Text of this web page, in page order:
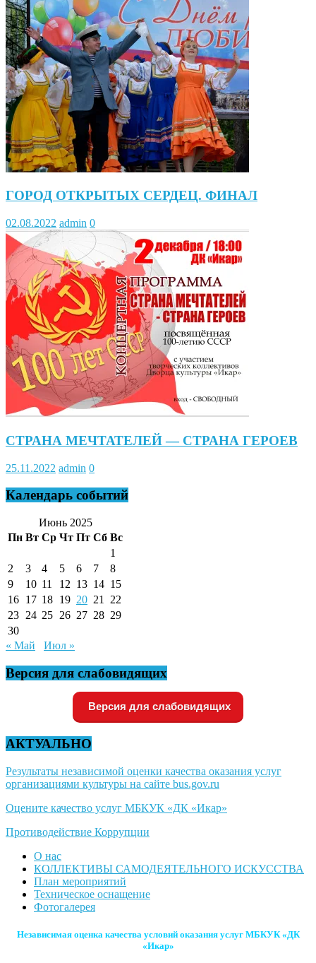
ГОРОД ОТКРЫТЫХ СЕРДЕЦ. ФИНАЛ
02.08.2022 admin 0
СТРАНА МЕЧТАТЕЛЕЙ — СТРАНА ГЕРОЕВ
25.11.2022 admin 0
Календарь событий
Июнь 2025
Пн Вт Ср Чт Пт Сб Вс
1
2
3 4 5 6 7
8
9
10 11 12 13 14 15
16 17 18 19 20 21
22
23 24 25 26 27 28 29
30
« Май
Июл »
Версия для слабовидящих
Версия для слабовидящих
АКТУАЛЬНО
Результаты независимой оценки качества оказания услуг
организациями культуры на сайте bus.gov.ru
Оцените качество услуг МБКУК «ДК «Икар»
Противодействие Коррупции
О нас
КОЛЛЕКТИВЫ САМОДЕЯТЕЛЬНОГО ИСКУССТВА
План мероприятий
Техническое оснащение
Фотогалерея
Независимая оценка качества условий оказания услуг МБКУК «ДК
«Икар»